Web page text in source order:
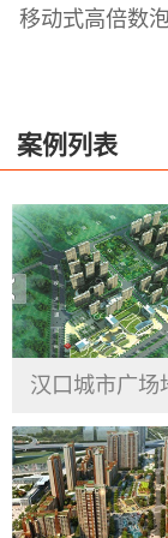
移动式高倍数
案例列表
汉口城市广场